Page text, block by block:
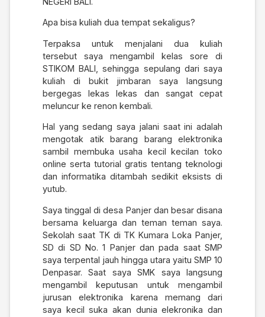
Apa bisa kuliah dua tempat sekaligus?
Terpaksa untuk menjalani dua kuliah
tersebut saya mengambil kelas sore di
STIKOM BALI, sehingga sepulang dari saya
kuliah di bukit jimbaran saya langsung
bergegas lekas lekas dan sangat cepat
meluncur ke renon kembali.
Hal yang sedang saya jalani saat ini adalah
mengotak atik barang barang elektronika
sambil membuka usaha kecil kecilan toko
online serta tutorial gratis tentang teknologi
dan informatika ditambah sedikit eksists di
yutub.
Saya tinggal di desa Panjer dan besar disana
bersama keluarga dan teman teman saya.
Sekolah saat TK di TK Kumara Loka Panjer,
SD di SD No. 1 Panjer dan pada saat SMP
saya terpental jauh hingga utara yaitu SMP 10
Denpasar. Saat saya SMK saya langsung
mengambil keputusan untuk mengambil
jurusan elektronika karena memang dari
saya kecil suka akan dunia elekronika dan